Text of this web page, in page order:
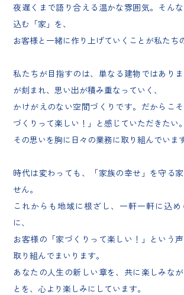
夜遅くまで語り合える温かな雰囲気。そん
込む「家」を、
お客様と一緒に作り上げていくことが私たち
私たちが目指すのは、単なる建物ではあり
が刻まれ、思い出が積み重なっていく、
かけがえのない空間づくりです。だからこ
づくりって楽しい！」と感じていただきたい。
その思いを胸に日々の業務に取り組んでいます
時代は変わっても、「家族の幸せ」を守る
せん。
これからも地域に根ざし、一軒一軒に込
に、
お客様の「家づくりって楽しい！」という
取り組んでまいります。
あなたの人生の新しい章を、共に楽しみな
とを、心より楽しみにしています。